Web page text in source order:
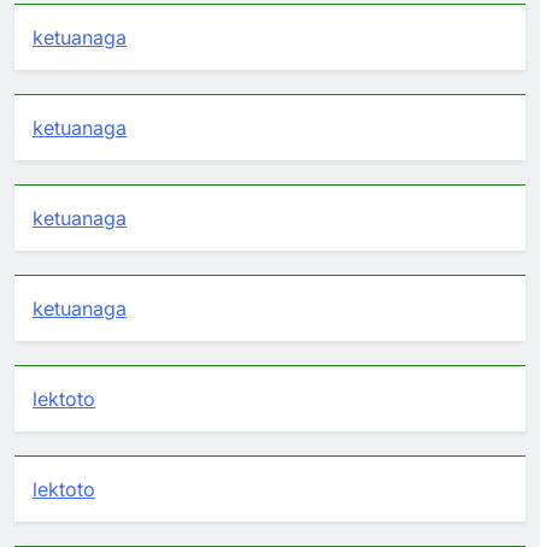
ketuanaga
ketuanaga
ketuanaga
ketuanaga
lektoto
lektoto